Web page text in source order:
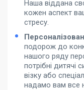
Наша віддана
кожен аспект
стресу.
подорож до
нашого ряду
потрібні дитячі
візку або
надамо вам все